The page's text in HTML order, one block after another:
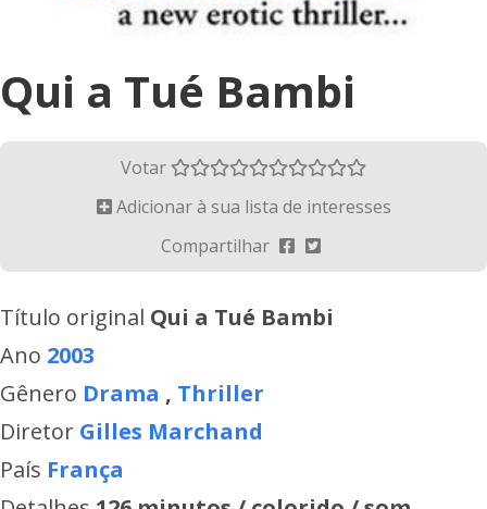
Qui a Tué Bambi
Votar
Adicionar à sua lista de interesses
Compartilhar
Título original Qui a Tué Bambi
Ano 2003
Gênero Drama , Thriller
Diretor Gilles Marchand
País França